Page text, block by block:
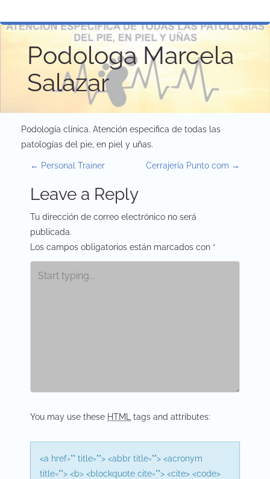
Podologa Marcela
Salazar
Podología clínica. Atención especifica de todas las
patologías del pie, en piel y uñas.
P
o
s
t
n
a
t
i
o
n
← Personal Trainer Cerrajería Punto com →
Leave a Reply
Tu dirección de correo electrónico no será
publicada.
Los campos obligatorios están marcados con *
You may use these HTML tags and attributes:
<a href="" title=""> <abbr title=""> <acronym
title=""> <b> <blockquote cite=""> <cite> <code>